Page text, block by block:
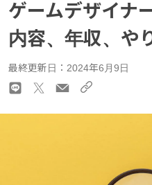
ゲームデザイナ
内容、年収、や
最終更新日：2024年6月9日